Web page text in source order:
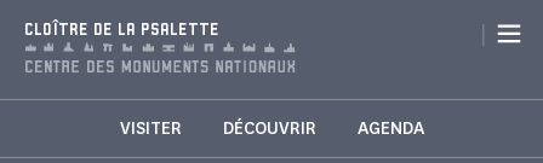
CLOÎTRE DE LA PSALETTE |
VISITER DÉCOUVRIR AGENDA